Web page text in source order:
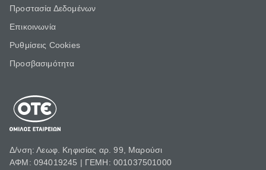
Προστασία Δεδομένων
Επικοινωνία
Ρυθμίσεις Cookies
Προσβασιμότητα
Δ/νση: Λεωφ. Κηφισίας αρ. 99, Μαρούσι
ΑΦΜ: 094019245 | ΓΕΜΗ: 001037501000